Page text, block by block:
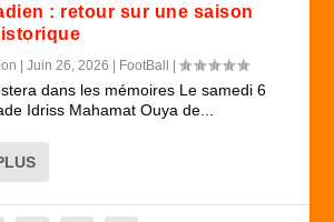
: retour sur une saison
|Juin 26, 2026 FootBall |
dans les mémoires Le samedi 6
Idriss Mahamat Ouya de...